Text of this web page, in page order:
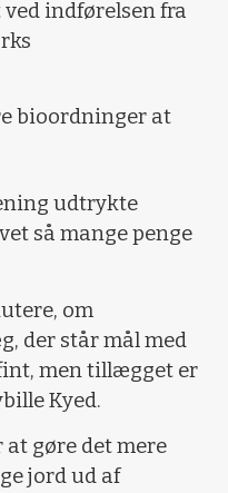
indførelsen fra
bioordninger at
udtrykte
så mange penge
om
der står mål med
men tillægget er
Kyed.
gøre det mere
jord ud af